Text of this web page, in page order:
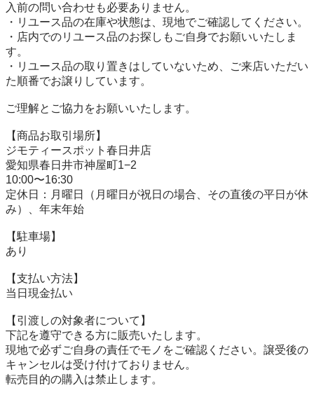
入前の問い合わせも必要ありません。
・リユース品の在庫や状態は、現地でご確認してください。
・店内でのリユース品のお探しもご自身でお願いいたしま
す。
・リユース品の取り置きはしていないため、ご来店いただい
た順番でお譲りしています。
ご理解とご協力をお願いいたします。
【商品お取引場所】
ジモティースポット春日井店
愛知県春日井市神屋町1−2
10:00〜16:30
定休日：月曜日（月曜日が祝日の場合、その直後の平日が休
み）、年末年始
【駐⾞場】
あり
【⽀払い⽅法】
当日現金払い
【引渡しの対象者について】
下記を遵守できる⽅に販売いたします。
現地で必ずご⾃⾝の責任でモノをご確認ください。譲受後の
キャンセルは受け付けておりません。
転売⽬的の購⼊は禁⽌します。